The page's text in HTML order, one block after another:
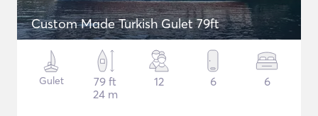
Custom Made Turkish Gulet 79ft
Gulet
79 ft
24 m
12 6 6